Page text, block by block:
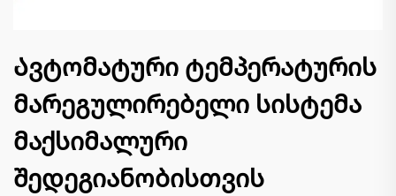
Ავტომატური ტემპერატურის
მარეგულირებელი სისტემა
მაქსიმალური
შედეგიანობისთვის